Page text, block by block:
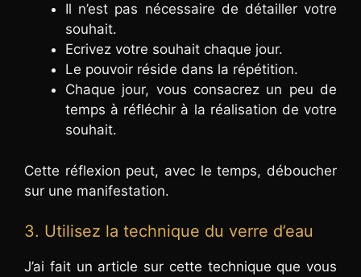
Il n’est pas nécessaire de détailler votre
souhait.
Ecrivez votre souhait chaque jour.
Le pouvoir réside dans la répétition.
Chaque jour, vous consacrez un peu de
temps à réfléchir à la réalisation de votre
souhait.
Cette réflexion peut, avec le temps, déboucher
sur une manifestation.
3. Utilisez la technique du verre d’eau
J’ai fait un article sur cette technique que vous